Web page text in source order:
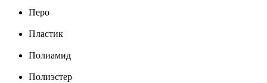
Перо
Пластик
Полиамид
Полиэстер